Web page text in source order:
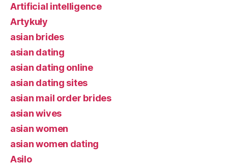
Artificial intelligence
Artykuły
asian brides
asian dating
asian dating online
asian dating sites
asian mail order brides
asian wives
asian women
asian women dating
Asilo